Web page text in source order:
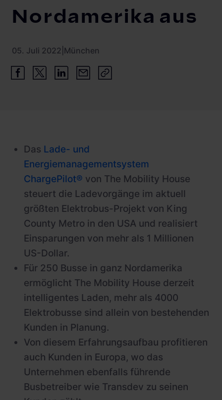
Ladesäulen
PV-fähige Wallboxen
Dienstwagen Wallboxen
Zubehör
B-Ware
Hersteller
Vehicle-to-Grid
Nordamerika aus
05. Juli 2022 München
Das Lade- und
Energiemanagementsystem
ChargePilot® von The Mobility House
steuert die Ladevorgänge im aktuell
größten Elektrobus-Projekt von King
County Metro in den USA und realisiert
Einsparungen von mehr als 1 Millionen
US-Dollar.
Für 250 Busse in ganz Nordamerika
ermöglicht The Mobility House derzeit
intelligentes Laden, mehr als 4000
Elektrobusse sind allein von bestehenden
Kunden in Planung.
Von diesem Erfahrungsaufbau profitieren
auch Kunden in Europa, wo das
Unternehmen ebenfalls führende
Busbetreiber wie Transdev zu seinen